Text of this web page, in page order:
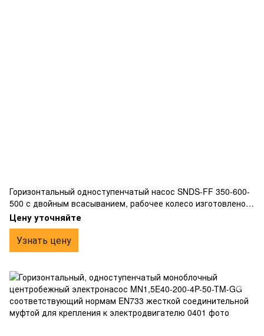
Горизонтальный одноступенчатый насос SNDS-FF 350-600-
500 с двойным всасыванием, рабочее колесо изготовлено
из бронзы, фланцевым подключением.
Цену уточняйте
Узнать цену